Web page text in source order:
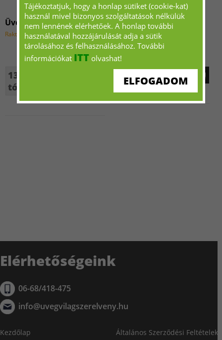
Üvegszállító kocsi /db
Raktárról rendelhető
135 000 Ft+ÁFA -
tól
Szilikon
Raktárról rendelhető
2 640 Ft+ÁFA - tól
Elérhetőségeink
06-68/418-475
info@uvegvilagszerelveny.hu
Kezdőlap
Általános Szerződési Feltételek
Tájékoztatjuk, hogy a honlap sütiket (cookie-kat)
használ mivel bizonyos szolgáltatások nélkülük
nem lennének elérhetőek. A honlap további
használatával hozzájárulását adja a sütik
tárolásához és felhasználásához. További
információkat ITT olvashat!
ELFOGADOM